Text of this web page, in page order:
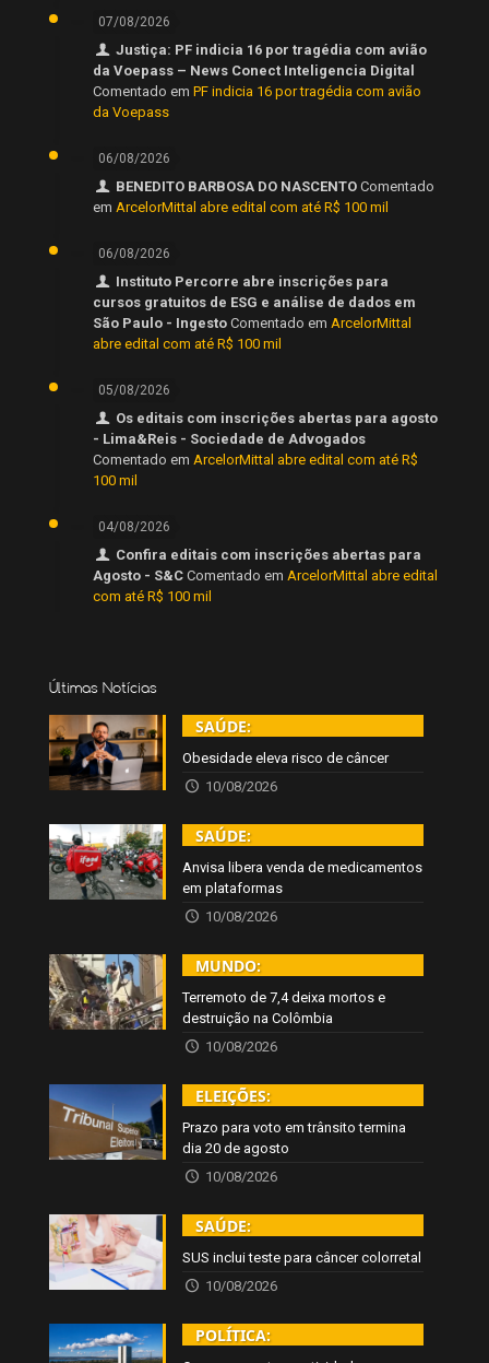
07/08/2026
Justiça: PF indicia 16 por tragédia com avião
da Voepass – News Conect Inteligencia Digital
Comentado em PF indicia 16 por tragédia com avião
da Voepass
06/08/2026
BENEDITO BARBOSA DO NASCENTO Comentado
em ArcelorMittal abre edital com até R$ 100 mil
06/08/2026
Instituto Percorre abre inscrições para
cursos gratuitos de ESG e análise de dados em
São Paulo - Ingesto Comentado em ArcelorMittal
abre edital com até R$ 100 mil
05/08/2026
Os editais com inscrições abertas para agosto
- Lima&Reis - Sociedade de Advogados
Comentado em ArcelorMittal abre edital com até R$
100 mil
04/08/2026
Confira editais com inscrições abertas para
Agosto - S&C Comentado em ArcelorMittal abre edital
com até R$ 100 mil
Últimas Notícias
SAÚDE:
Obesidade eleva risco de câncer
10/08/2026
SAÚDE:
Anvisa libera venda de medicamentos
em plataformas
10/08/2026
MUNDO:
Terremoto de 7,4 deixa mortos e
destruição na Colômbia
10/08/2026
ELEIÇÕES:
Prazo para voto em trânsito termina
dia 20 de agosto
10/08/2026
SAÚDE:
SUS inclui teste para câncer colorretal
10/08/2026
POLÍTICA: